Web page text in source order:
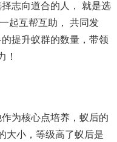
志向道合的人， 就是选
起互帮互助， 共同发
提升蚁群的数量，带领
！
为核心点培养，蚁后的
大小，等级高了蚁后是